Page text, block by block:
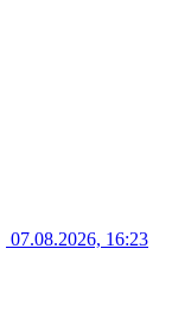
07.08.2026, 16:23